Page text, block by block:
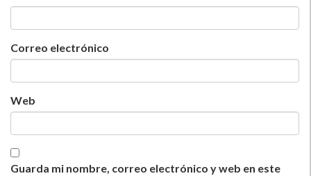
Correo electrónico
Web
Guarda mi nombre, correo electrónico y web en este